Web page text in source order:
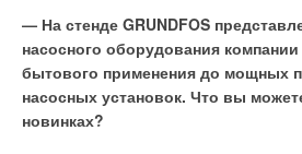
— На стенде GRUNDFOS
насосного оборудования
бытового применения до мощных
насосных установок. Что вы
новинках?
эксплуатации. Металлополимерные
достоинствами металлических и
их недостатков.
Трубные системы Coesklima Super K
Система контроля качества
Система контроля качества
корпорации «Мицубиси Электрик» в